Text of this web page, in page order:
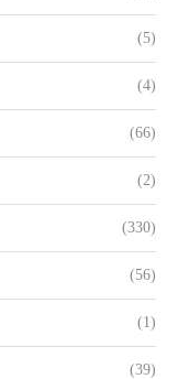
(5)
(4)
(66)
(2)
(330)
(56)
(1)
(39)